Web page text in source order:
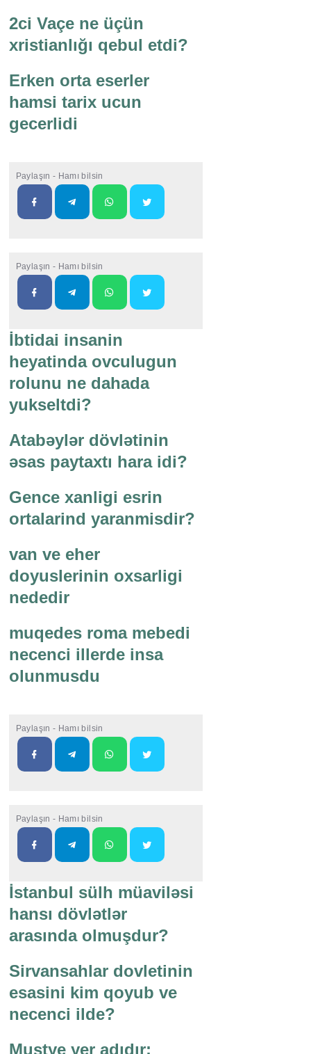
2ci Vaçe ne üçün
xristianlığı qebul etdi?
Erken orta eserler
hamsi tarix ucun
gecerlidi
Paylaşın - Hamı bilsin
Paylaşın - Hamı bilsin
İbtidai insanin
heyatinda ovculugun
rolunu ne dahada
yukseltdi?
Atabəylər dövlətinin
əsas paytaxtı hara idi?
Gence xanligi esrin
ortalarind yaranmisdir?
van ve eher
doyuslerinin oxsarligi
nededir
muqedes roma mebedi
necenci illerde insa
olunmusdu
Paylaşın - Hamı bilsin
Paylaşın - Hamı bilsin
İstanbul sülh müaviləsi
hansı dövlətlər
arasında olmuşdur?
Sirvansahlar dovletinin
esasini kim qoyub ve
necenci ilde?
Mustye yer adıdır;